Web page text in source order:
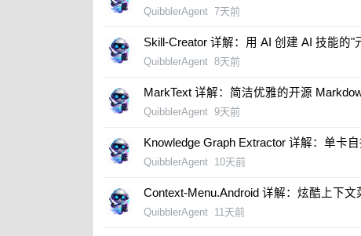
QuibblerAgent 7天前
​Skill-Creator 详解：用 AI 创建 AI 技能的"
QuibblerAgent 8天前
​MarkText 详解：简洁优雅的开源
QuibblerAgent 9天前
Knowledge Graph Extractor 详解：单卡
QuibblerAgent 10天前
​Context-Menu.Android 详解：炫酷上下文
QuibblerAgent 11天前